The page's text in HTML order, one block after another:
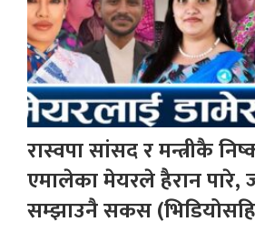
रास्वपा सांसद र मन्त्रीकै
एमालेका मेयरले हैरान पारे,
सम्झाउनै सकस